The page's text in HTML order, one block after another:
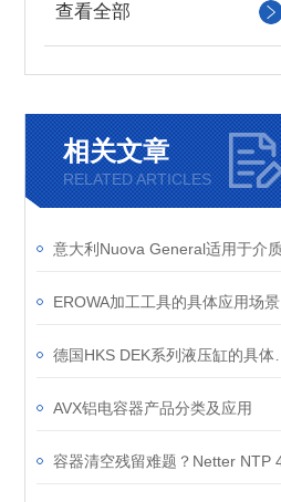
查看全部
相关文章
RELATED ARTICLES
EROWA加工工具的具体应用场景
AVX铝电容器产品分类及应用